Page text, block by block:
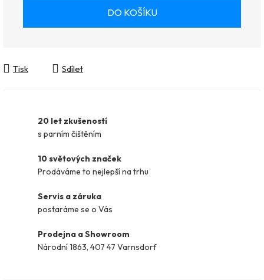
DO KOŠÍKU
Tisk Sdílet
20 let zkušeností
s parním čištěním
10 světových značek
Prodáváme to nejlepší na trhu
Servis a záruka
postaráme se o Vás
Prodejna a Showroom
Národní 1863, 407 47 Varnsdorf